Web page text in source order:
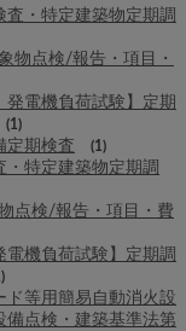
・特定建築物定期調
物点検/報告・項目・
電機負荷試験】定期
(1)
期検査 (1)
特定建築物定期調
点検/報告・項目・費
機負荷試験】定期調
等用簡易自動消火設
点検・建築基準法第